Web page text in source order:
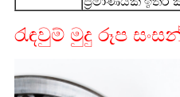
රැඳවුම් මුදු රූප